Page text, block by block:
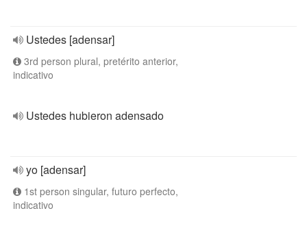
Ustedes [adensar]
3rd person plural, pretérito anterior,
indicativo
Ustedes hubieron adensado
yo [adensar]
1st person singular, futuro perfecto,
indicativo